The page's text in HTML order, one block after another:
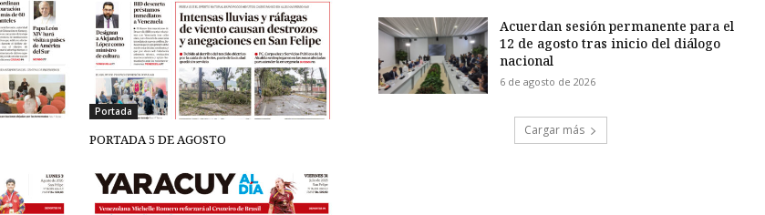
Portada
PORTADA 5 DE AGOSTO
Acuerdan sesión permanente para el
12 de agosto tras inicio del diálogo
nacional
6 de agosto de 2026
Cargar más